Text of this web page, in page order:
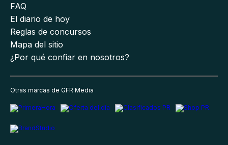
FAQ
El diario de hoy
Reglas de concursos
Mapa del sitio
¿Por qué confiar en nosotros?
Otras marcas de GFR Media